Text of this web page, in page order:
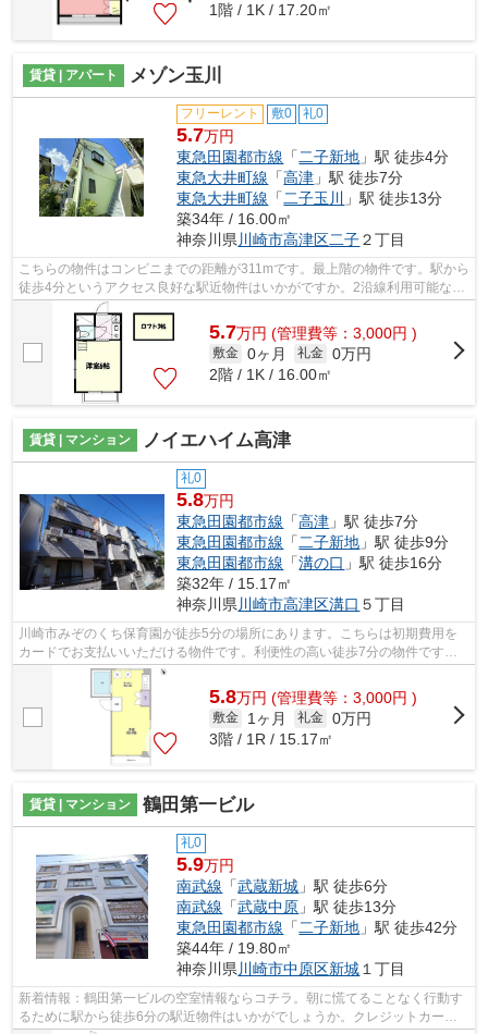
1階 / 1K / 17.20㎡
賃貸 | アパート メゾン玉川
フリーレント 敷0 礼0
5.7万円
東急田園都市線 「二子新地 」駅 徒歩4分
東急大井町線 「高津 」駅 徒歩7分
東急大井町線 「二子玉川
」駅 徒歩13分
築34年 / 16.00㎡
神奈川県川崎市高津区二子２丁目
こちらの物件はコンビニまでの距離が311mです。最上階の物件です。駅から
徒歩4分というアクセス良好な駅近物件はいかがですか。2沿線利用可能なた
め、電車利用に便利な物件です。物件...
5.7万円 (管理費等：3,000円 )
敷金 0ヶ月 礼金 0万円
2階 / 1K / 16.00㎡
賃貸 | マンション ノイエハイム高津
礼0
5.8万円
東急田園都市線 「高津 」駅 徒歩7分
東急田園都市線 「 二子新地 」駅 徒歩9分
東急田園都市線 「溝の口 」駅 徒歩16分
築32年 / 15.17㎡
神奈川県 川崎市高津区溝口 ５丁目
川崎市みぞのくち保育園が徒歩5分の場所にあります。こちらは初期費用を
カードでお支払いいただける物件です。利便性の高い徒歩7分の物件です。
道が平坦だと買い物も快適にできますね...
5.8万円 (管理費等：3,000円 )
敷金 1ヶ月 礼金 0万円
3階 / 1R / 15.17㎡
賃貸 | マンション 鶴田第一ビル
礼0
5.9万円
南武線 「武蔵新城 」駅 徒歩6分
南武線 「武蔵中原 」駅 徒歩13分
東急田園都市線 「 二子新地 」駅 徒歩42分
築44年 / 19.80㎡
神奈川県 川崎市中原区新城 １丁目
新着情報：鶴田第一ビルの空室情報ならコチラ。朝に慌てることなく行動す
るために駅から徒歩6分の駅近物件はいかがでしょうか。クレジットカード